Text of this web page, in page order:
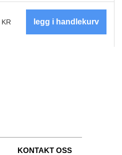
KR
KONTAKT OSS